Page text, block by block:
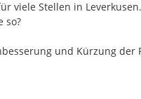
viele Stellen in Leverkusen.
so?
und Kürzung der